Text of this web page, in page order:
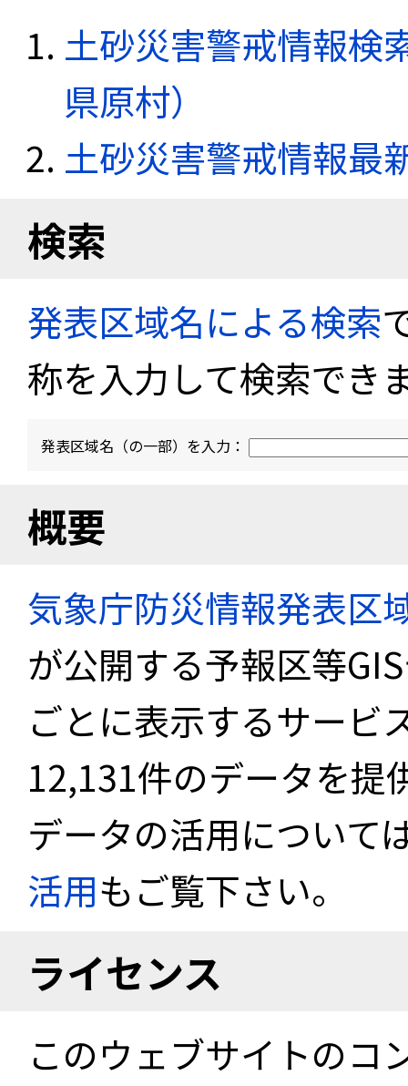
土砂災害警戒情報検
県原村）
土砂災害警戒情報最
検索
発表区域名による検索
称を入力して検索でき
発表区域名（の一部）を入力：
概要
気象庁防災情報発表区
が公開する予報区等
ごとに表示するサービ
12,131件のデータを提
データの活用について
活用もご覧下さい。
ライセンス
このウェブサイトのコ